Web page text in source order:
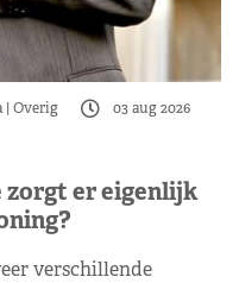
Overig
03 aug 2026
zorgt er eigenlijk
verschillende